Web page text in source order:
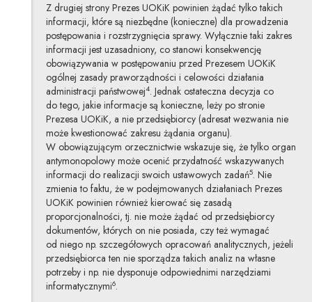
Z drugiej strony Prezes UOKiK powinien żądać tylko takich
informacji, które są niezbędne (konieczne) dla prowadzenia
postępowania i rozstrzygnięcia sprawy. Wyłącznie taki zakres
informacji jest uzasadniony, co stanowi konsekwencję
obowiązywania w postępowaniu przed Prezesem UOKiK
ogólnej zasady praworządności i celowości działania
administracji państwowej4. Jednak ostateczna decyzja co
do tego, jakie informacje są konieczne, leży po stronie
Prezesa UOKiK, a nie przedsiębiorcy (adresat wezwania nie
może kwestionować zakresu żądania organu).
W obowiązującym orzecznictwie wskazuje się, że tylko organ
antymonopolowy może ocenić przydatność wskazywanych
informacji do realizacji swoich ustawowych zadań5. Nie
zmienia to faktu, że w podejmowanych działaniach Prezes
UOKiK powinien również kierować się zasadą
proporcjonalności, tj. nie może żądać od przedsiębiorcy
dokumentów, których on nie posiada, czy też wymagać
od niego np. szczegółowych opracowań analitycznych, jeżeli
przedsiębiorca ten nie sporządza takich analiz na własne
potrzeby i np. nie dysponuje odpowiednimi narzędziami
informatycznymi6.